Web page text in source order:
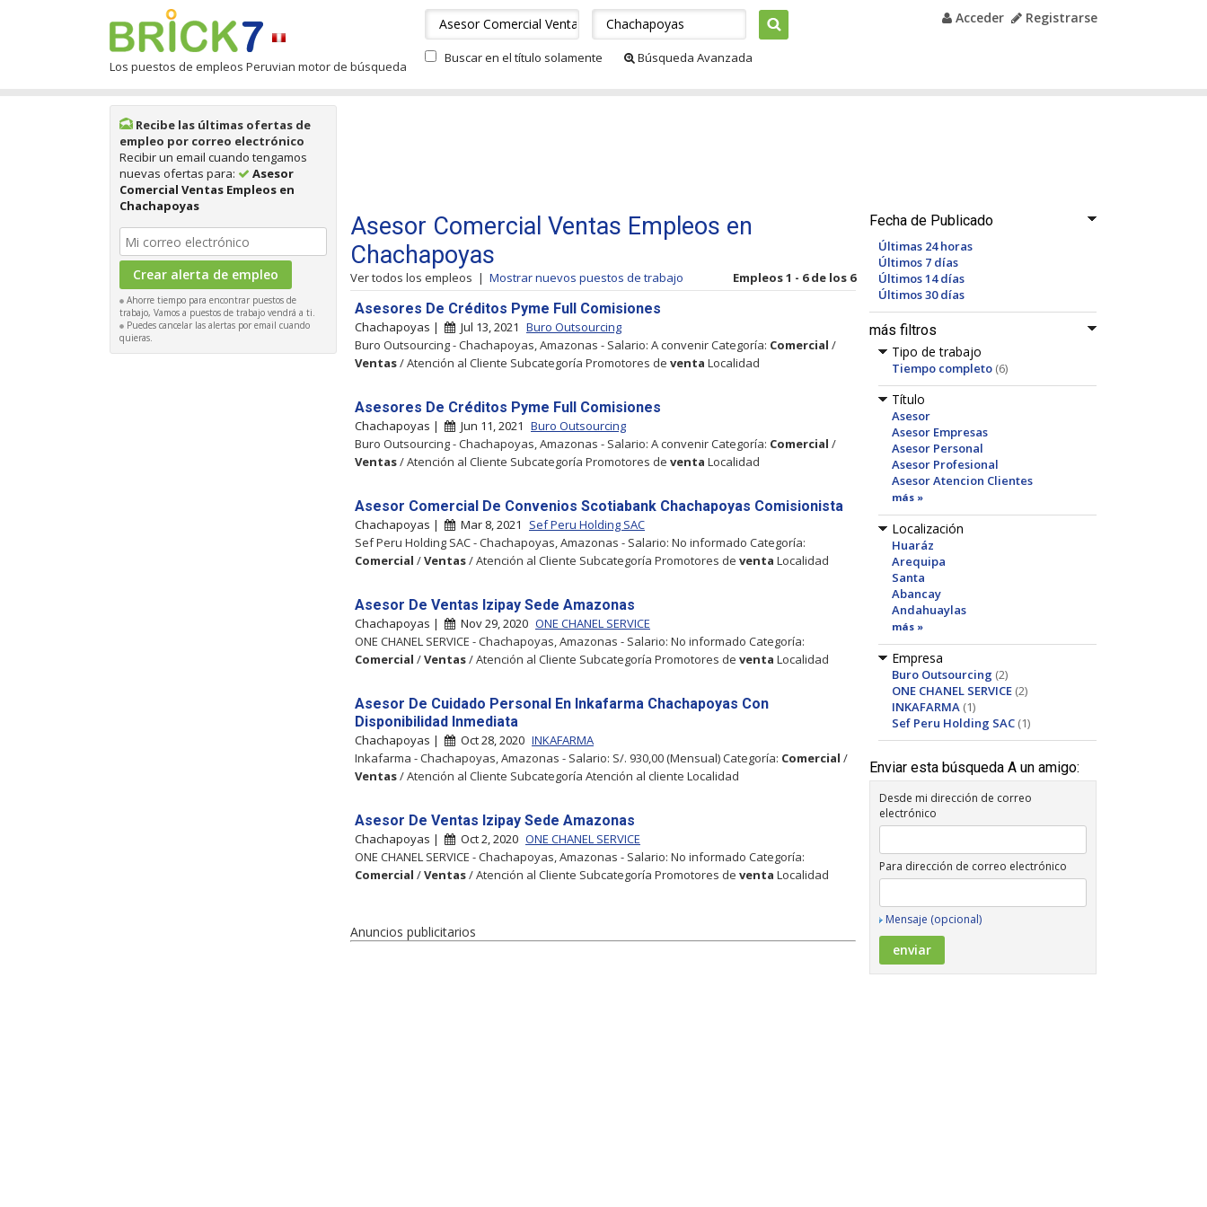
Los puestos de empleos Peruvian motor de búsqueda
Acceder Registrarse
Buscar en el título solamente Búsqueda Avanzada
Recibe las últimas ofertas de
empleo por correo electrónico
Recibir un email cuando tengamos
nuevas ofertas para:
Asesor
Comercial Ventas Empleos en
Chachapoyas
Ahorre tiempo para encontrar puestos de
trabajo, Vamos a puestos de trabajo vendrá a ti.
Puedes cancelar las alertas por email cuando
quieras.
Fecha de Publicado
Últimas 24 horas
Últimos 7 días
Últimos 14 días
Últimos 30 días
más filtros
Tipo de trabajo
Tiempo completo (6)
Título
Asesor
Asesor Empresas
Asesor Personal
Asesor Profesional
Asesor Atencion Clientes
más »
Localización
Huaráz
Arequipa
Santa
Abancay
Andahuaylas
más »
Empresa
Buro Outsourcing (2)
ONE CHANEL SERVICE (2)
INKAFARMA (1)
Sef Peru Holding SAC (1)
Enviar esta búsqueda A un amigo:
Desde mi dirección de correo
electrónico
Para dirección de correo electrónico
Mensaje (opcional)
Asesor Comercial Ventas Empleos en
Chachapoyas
Ver todos los empleos | Mostrar nuevos puestos de trabajo Empleos 1 - 6 de los 6
Asesores De Créditos Pyme Full Comisiones
Chachapoyas | Jul 13, 2021 Buro Outsourcing
Buro Outsourcing - Chachapoyas, Amazonas - Salario: A convenir Categoría: Comercial /
Ventas/ Atención al Cliente Subcategoría Promotores de venta Localidad
Asesores De Créditos Pyme Full Comisiones
Chachapoyas | Jun 11, 2021 Buro Outsourcing
Buro Outsourcing - Chachapoyas, Amazonas - Salario: A convenir Categoría: Comercial /
Ventas/ Atención al Cliente Subcategoría Promotores de venta Localidad
Asesor Comercial De Convenios Scotiabank Chachapoyas Comisionista
Chachapoyas | Mar 8, 2021
Sef Peru Holding SAC
Sef Peru Holding SAC - Chachapoyas, Amazonas - Salario: No informado Categoría:
Comercial /Ventas/ Atención al Cliente Subcategoría Promotores de venta Localidad
Asesor De Ventas Izipay Sede Amazonas
Chachapoyas | Nov 29, 2020 ONE CHANEL SERVICE
ONE CHANEL SERVICE - Chachapoyas, Amazonas - Salario: No informado Categoría:
Comercial /Ventas/ Atención al Cliente Subcategoría Promotores de venta Localidad
Asesor De Cuidado Personal En Inkafarma Chachapoyas Con
Disponibilidad Inmediata
Chachapoyas | Oct 28, 2020 INKAFARMA
Inkafarma - Chachapoyas, Amazonas - Salario: S/. 930,00 (Mensual) Categoría: Comercial /
Ventas/ Atención al Cliente Subcategoría Atención al cliente Localidad
Asesor De Ventas Izipay Sede Amazonas
Chachapoyas | Oct 2, 2020 ONE CHANEL SERVICE
ONE CHANEL SERVICE - Chachapoyas, Amazonas - Salario: No informado Categoría:
Comercial /Ventas/ Atención al Cliente Subcategoría Promotores de venta Localidad
Anuncios publicitarios